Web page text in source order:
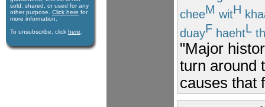
sold, shared, or used for any
other purpose. Click here for
more infor­mation.
To unsubscribe, click here
cheeM witH
duayF haehtL
"Major
turn around
causes that